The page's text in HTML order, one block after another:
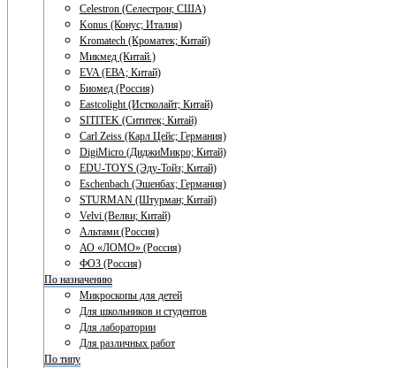
Celestron (Селестрон; США)
Konus (Конус; Италия)
Kromatech (Кроматек; Китай)
Микмед (Китай.)
EVA (ЕВА; Китай)
Биомед (Россия)
Eastcolight (Истколайт; Китай)
SITITEK (Сититек; Китай)
Carl Zeiss (Карл Цейс; Германия)
DigiMicro (ДиджиМикро; Китай)
EDU-TOYS (Эду-Тойз; Китай)
Eschenbach (Эшенбах; Германия)
STURMAN (Штурман; Китай)
Velvi (Велви; Китай)
Альтами (Россия)
АО «ЛОМО» (Россия)
ФОЗ (Россия)
По назначению
Микроскопы для детей
Для школьников и студентов
Для лаборатории
Для различных работ
По типу